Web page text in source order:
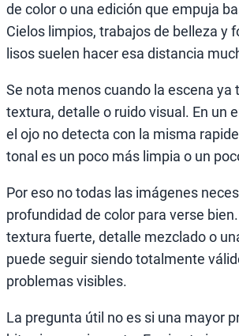
de color o una edición que empuja
Cielos limpios, trabajos de belleza y
lisos suelen hacer esa distancia
Se nota menos cuando la escena ya
textura, detalle o ruido visual. En un
el ojo no detecta con la misma
tonal es un poco más limpia o un
Por eso no todas las imágenes
profundidad de color para verse
textura fuerte, detalle mezclado o
puede seguir siendo totalmente
problemas visibles.
La pregunta útil no es si una mayor